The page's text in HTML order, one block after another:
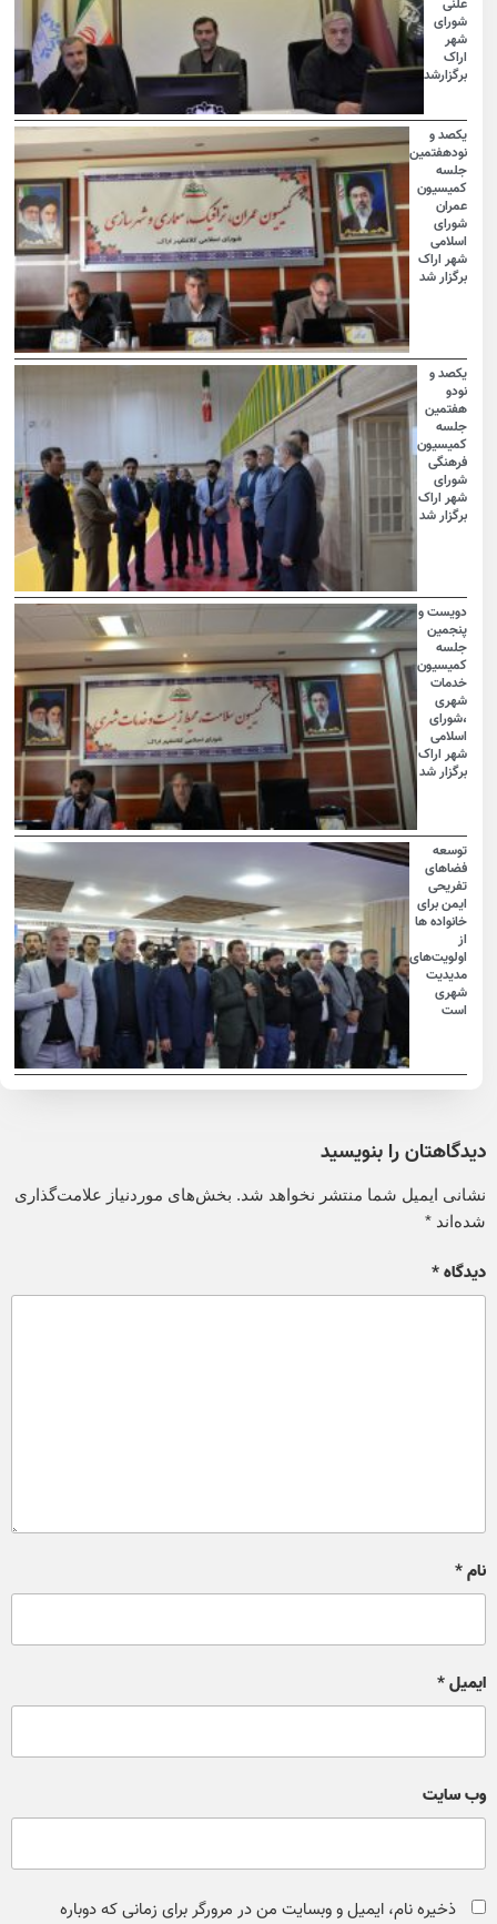
شورای
شهر
اراک
برگزارشد
یکصد و
نودهفتمین
جلسه
کمیسیون
عمران
شورای
اسلامی
شهر اراک
برگزار شد
یکصد و
نودو
هفتمین
جلسه
کمیسیون
فرهنگی
شورای
شهر اراک
برگزار شد
دویست و
پنجمین
جلسه
کمیسیون
خدمات
شهری
،شورای
اسلامی
شهر اراک
برگزار شد
توسعه
فضاهای
تفریحی
ایمن برای
خانواده ها
اولویت‌های
مدیدیت
شهری
است
دیدگاهتان را بنویسید
نشانی ایمیل شما منتشر نخواهد شد. بخش‌های موردنیاز علامت‌گذاری
شده‌اند*
دیدگاه*
نام*
ایمیل*
وب‌ سایت
ذخیره نام، ایمیل و وبسایت من در مرورگر برای زمانی که دوباره